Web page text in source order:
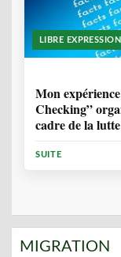
LIBRE EXPRESSION
Mon
Checking”
cadre de la
SUITE
MIGRATION